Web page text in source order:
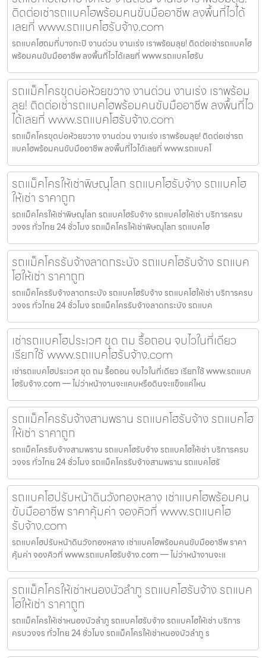
ติดต่อเช่ารถแบคโฮพร้อมคนขับมืออาชีพ ลงพื้นที่ไวได้
เลยที่ www.รถแบคโฮรับจ้าง.com
รถแบคโฮถมที่บางกะปิ งานด่วน งานเร่ง เราพร้อมลุย! ติดต่อเช่ารถแบคโฮ
พร้อมคนขับมืออาชีพ ลงพื้นที่ไวได้เลยที่ www.รถแบคโฮรับ
รถแม็คโครขุดบ่อห้วยขวาง งานด่วน งานเร่ง เราพร้อม
ลุย! ติดต่อเช่ารถแบคโฮพร้อมคนขับมืออาชีพ ลงพื้นที่ไว
ได้เลยที่ www.รถแบคโฮรับจ้าง.com
รถแม็คโครขุดบ่อห้วยขวาง งานด่วน งานเร่ง เราพร้อมลุย! ติดต่อเช่ารถ
แบคโฮพร้อมคนขับมืออาชีพ ลงพื้นที่ไวได้เลยที่ www.รถแบคโ
รถแม็คโครให้เช่าพิษณุโลก รถแบคโฮรับจ้าง รถแบคโฮ
ให้เช่า ราคาถูก
รถแม็คโครให้เช่าพิษณุโลก รถแบคโฮรับจ้าง รถแบคโฮให้เช่า บริการครบ
วงจร ทั่วไทย 24 ชั่วโมง รถแม็คโครให้เช่าพิษณุโลก รถแบคโฮ
รถแม็คโครรับจ้างลาดกระบัง รถแบคโฮรับจ้าง รถแบค
โฮให้เช่า ราคาถูก
รถแม็คโครรับจ้างลาดกระบัง รถแบคโฮรับจ้าง รถแบคโฮให้เช่า บริการครบ
วงจร ทั่วไทย 24 ชั่วโมง รถแม็คโครรับจ้างลาดกระบัง รถแบค
เช่ารถแบคโฮประเวศ ขุด ถม รื้อถอน จบไวในที่เดียว
เรียกใช้ www.รถแบคโฮรับจ้าง.com
เช่ารถแบคโฮประเวศ ขุด ถม รื้อถอน จบไวในที่เดียว เรียกใช้ www.รถแบค
โฮรับจ้าง.com — ไม่ว่าหน้างานจะแคบหรือดินจะแข็งแค่ไหน
รถแม็คโครรับจ้างสามพราน รถแบคโฮรับจ้าง รถแบคโฮ
ให้เช่า ราคาถูก
รถแม็คโครรับจ้างสามพราน รถแบคโฮรับจ้าง รถแบคโฮให้เช่า บริการครบ
วงจร ทั่วไทย 24 ชั่วโมง รถแม็คโครรับจ้างสามพราน รถแบคโฮรั
รถแบคโฮปรับหน้าดินวังทองหลาง เช่าแบคโฮพร้อมคน
ขับมืออาชีพ ราคาคุ้มค่า จองคิวที่ www.รถแบคโฮ
รับจ้าง.com
รถแบคโฮปรับหน้าดินวังทองหลาง เช่าแบคโฮพร้อมคนขับมืออาชีพ ราคา
คุ้มค่า จองคิวที่ www.รถแบคโฮรับจ้าง.com — ไม่ว่าหน้างานจะแ
รถแม็คโครให้เช่าหนองบัวลำภู รถแบคโฮรับจ้าง รถแบค
โฮให้เช่า ราคาถูก
รถแม็คโครให้เช่าหนองบัวลำภู รถแบคโฮรับจ้าง รถแบคโฮให้เช่า บริการ
ครบวงจร ทั่วไทย 24 ชั่วโมง รถแม็คโครให้เช่าหนองบัวลำภู ร